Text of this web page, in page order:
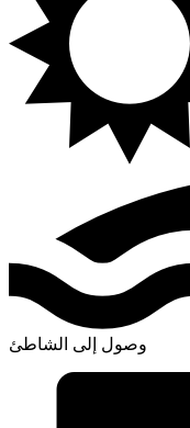
وصول إلى الشاطئ